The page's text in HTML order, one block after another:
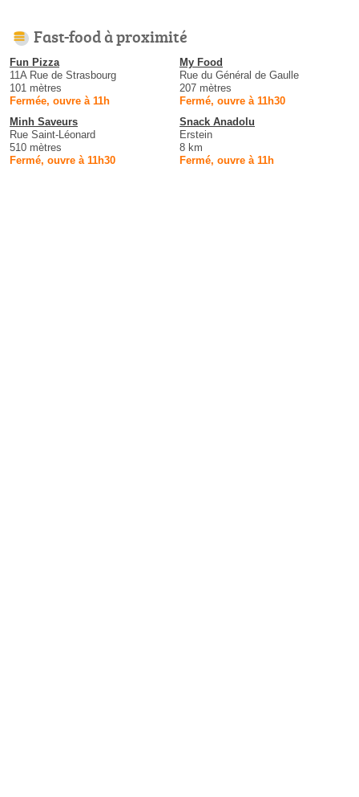
Fast-food à proximité
Fun Pizza
11A Rue de Strasbourg
101 mètres
Fermée, ouvre à 11h
My Food
Rue du Général de Gaulle
207 mètres
Fermé, ouvre à 11h30
Minh Saveurs
Rue Saint-Léonard
510 mètres
Fermé, ouvre à 11h30
Snack Anadolu
Erstein
8 km
Fermé, ouvre à 11h